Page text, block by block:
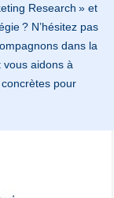
Research » et
? N’hésitez pas
dans la
vous aidons à
pour